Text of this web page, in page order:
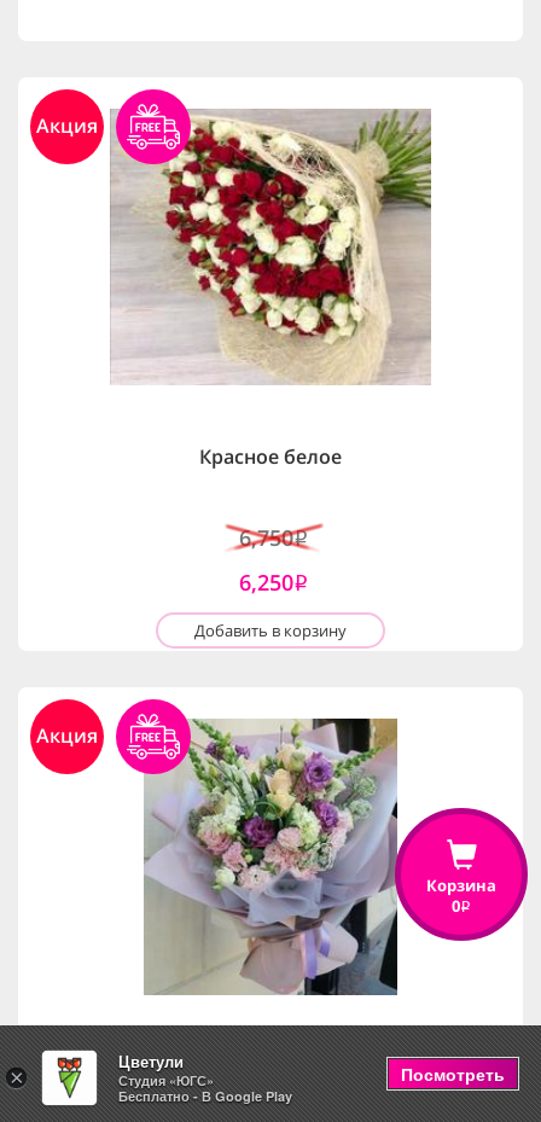
Акция
Красное белое
6,750i
6,250i
Добавить в корзину
Акция
Чудесный день
Корзина
0i
×
Цветули
Студия «ЮГС»
Бесплатно - В Google Play
Посмотреть